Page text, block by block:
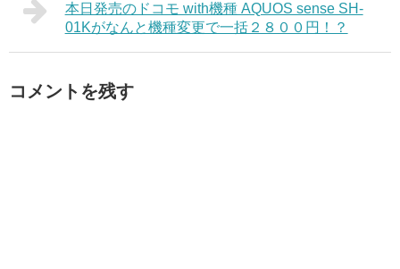
本日発売のドコモ with機種 AQUOS sense SH-
01Kがなんと機種変更で一括２８００円！？
コメントを残す